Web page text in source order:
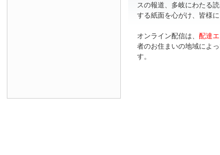
スの報道、多岐にわたる
する紙面を心がけ、皆様
オンライン配信は、 配達
者のお住まいの地域によ
す。